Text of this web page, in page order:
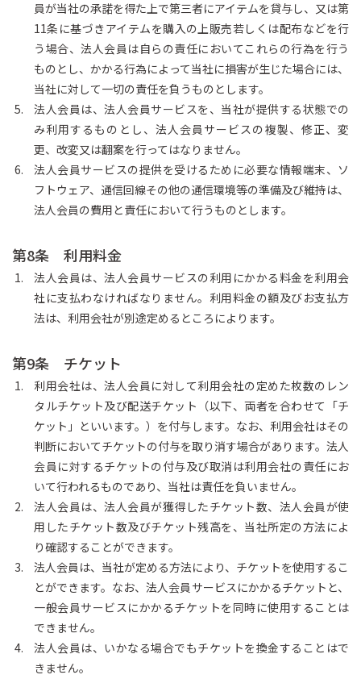
員が当社の承諾を得た上で第三者にアイテムを貸与し、又は第
11条に基づきアイテムを購入の上販売若しくは配布などを行
う場合、法人会員は自らの責任においてこれらの行為を行う
ものとし、かかる行為によって当社に損害が生じた場合には、
当社に対して一切の責任を負うものとします。
法人会員は、法人会員サービスを、当社が提供する状態での
み利用するものとし、法人会員サービスの複製、修正、変
更、改変又は翻案を行ってはなりません。
法人会員サービスの提供を受けるために必要な情報端末、ソ
フトウェア、通信回線その他の通信環境等の準備及び維持は、
法人会員の費用と責任において行うものとします。
第8条 利用料金
法人会員は、法人会員サービスの利用にかかる料金を利用会
社に支払わなければなりません。利用料金の額及びお支払方
法は、利用会社が別途定めるところによります。
第9条 チケット
利用会社は、法人会員に対して利用会社の定めた枚数のレン
タルチケット及び配送チケット（以下、両者を合わせて「チ
ケット」といいます。）を付与します。なお、利用会社はその
判断においてチケットの付与を取り消す場合があります。法人
会員に対するチケットの付与及び取消は利用会社の責任にお
いて行われるものであり、当社は責任を負いません。
法人会員は、法人会員が獲得したチケット数、法人会員が使
用したチケット数及びチケット残高を、当社所定の方法によ
り確認することができます。
法人会員は、当社が定める方法により、チケットを使用するこ
とができます。なお、法人会員サービスにかかるチケットと、
一般会員サービスにかかるチケットを同時に使用することは
できません。
法人会員は、いかなる場合でもチケットを換金することはで
きません。